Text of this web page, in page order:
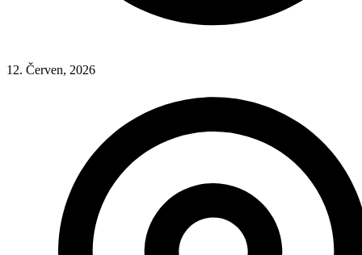
12. Červen, 2026